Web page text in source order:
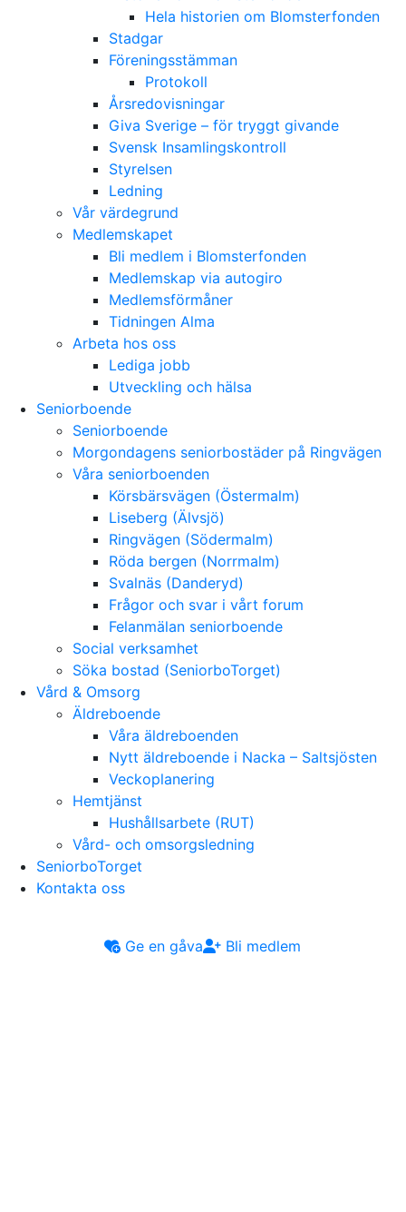
Hela historien om Blomsterfonden
Stadgar
Föreningsstämman
Protokoll
Årsredovisningar
Giva Sverige – för tryggt givande
Svensk Insamlingskontroll
Styrelsen
Ledning
Vår värdegrund
Medlemskapet
Bli medlem i Blomsterfonden
Medlemskap via autogiro
Medlemsförmåner
Tidningen Alma
Arbeta hos oss
Lediga jobb
Utveckling och hälsa
Seniorboende
Seniorboende
Morgondagens seniorbostäder på Ringvägen
Våra seniorboenden
Körsbärsvägen (Östermalm)
Liseberg (Älvsjö)
Ringvägen (Södermalm)
Röda bergen (Norrmalm)
Svalnäs (Danderyd)
Frågor och svar i vårt forum
Felanmälan seniorboende
Social verksamhet
Söka bostad (SeniorboTorget)
Vård & Omsorg
Äldreboende
Våra äldreboenden
Nytt äldreboende i Nacka – Saltsjösten
Veckoplanering
Hemtjänst
Hushållsarbete (RUT)
Vård- och omsorgsledning
SeniorboTorget
Kontakta oss
Ge en gåva Bli medlem